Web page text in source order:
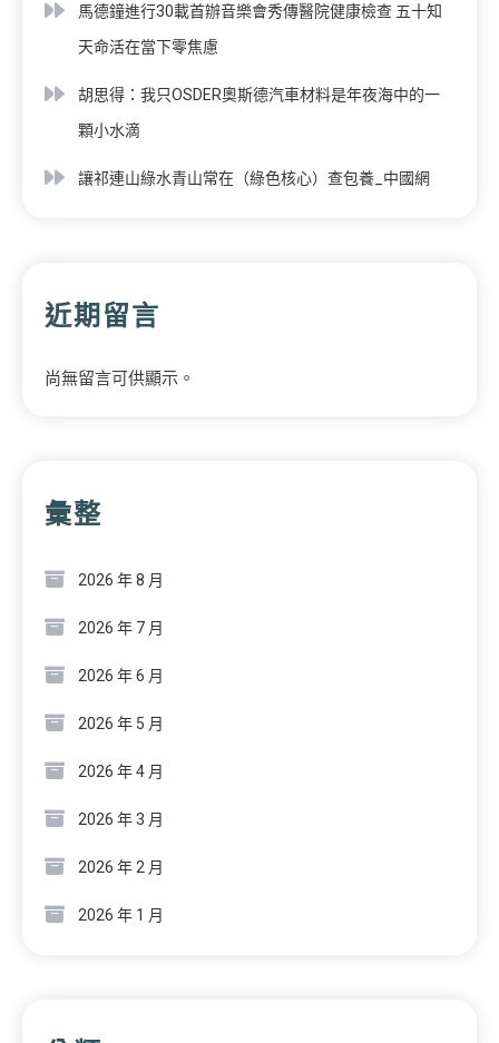
馬德鐘進行30載首辦音樂會秀傳醫院健康檢查 五十知
天命活在當下零焦慮
胡思得：我只OSDER奧斯德汽車材料是年夜海中的一
顆小水滴
讓祁連山綠水青山常在（綠色核心）查包養_中國網
近期留言
尚無留言可供顯示。
彙整
2026 年 8 月
2026 年 7 月
2026 年 6 月
2026 年 5 月
2026 年 4 月
2026 年 3 月
2026 年 2 月
2026 年 1 月